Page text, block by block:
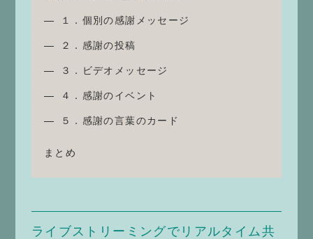
１．個別の感謝メッセージ
２．感謝の投稿
３．ビデオメッセージ
４．感謝のイベント
５．感謝の言葉のカード
まとめ
ライブストリーミングでリアルタイム共